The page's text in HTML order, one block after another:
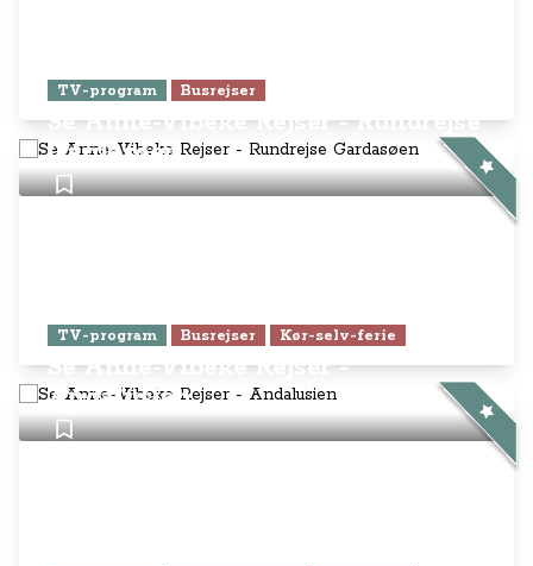
TV-program Busrejser
Se Anne-Vibeke Rejser - Rundrejse
Gardasøen
TV-program Busrejser Kør-selv-ferie
Se Anne-Vibeke Rejser -
Andalusien